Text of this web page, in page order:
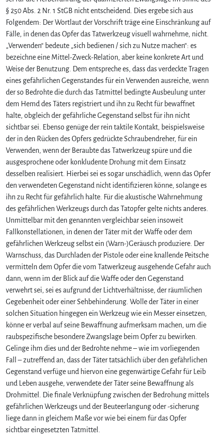
§ 250 Abs. 2 Nr. 1 StGB nicht entscheidend. Dies ergebe sich aus
Folgendem: Der Wortlaut der Vorschrift träge eine Einschränkung auf
Fälle, in denen das Opfer das Tatwerkzeug visuell wahrnehme, nicht.
„Verwenden“ bedeute „sich bedienen / sich zu Nutze machen“: es
bezeichne eine Mittel-Zweck-Relation, aber keine konkrete Art und
Weise der Benutzung. Dem entspreche es, dass das verdeckte Tragen
eines gefährlichen Gegenstandes für ein Verwenden ausreiche, wenn
der so Bedrohte die durch das Tatmittel bedingte Ausbeulung unter
dem Hemd des Täters registriert und ihn zu Recht für bewaffnet
halte, obgleich der gefährliche Gegenstand selbst für ihn nicht
sichtbar sei. Ebenso genüge der rein taktile Kontakt, beispielsweise
der in den Rücken des Opfers gedrückte Schraubendreher, für ein
Verwenden, wenn der Beraubte das Tatwerkzeug spüre und die
ausgesprochene oder konkludente Drohung mit dem Einsatz
desselben realisiert. Hierbei sei es sogar unschädlich, wenn das Opfer
den verwendeten Gegenstand nicht identifizieren könne, solange es
ihn zu Recht für gefährlich halte. Für die akustische Wahrnehmung
des gefährlichen Werkzeugs durch das Tatopfer gelte nichts anderes.
Unmittelbar mit den genannten vergleichbar seien insoweit
Fallkonstellationen, in denen der Täter mit der Waffe oder dem
gefährlichen Werkzeug selbst ein (Warn-)Geräusch produziere. Der
Warnschuss, das Durchladen der Pistole oder eine knallende Peitsche
vermitteln dem Opfer die vom Tatwerkzeug ausgehende Gefahr auch
dann, wenn im der Blick auf die Waffe oder den Gegenstand
verwehrt sei, sei es aufgrund der Lichtverhältnisse, der räumlichen
Gegebenheit oder einer Sehbehinderung. Wolle der Täter in einer
solchen Situation hingegen ein Werkzeug wie ein Messer einsetzen,
könne er verbal auf seine Bewaffnung aufmerksam machen, um die
raubspezifische besondere Zwangslage beim Opfer zu bewirken.
Gelinge ihm dies und der Bedrohte nehme – wie im vorliegenden
Fall – zutreffend an, dass der Täter tatsächlich über den gefährlichen
Gegenstand verfüge und hiervon eine gegenwärtige Gefahr für Leib
und Leben ausgehe, verwendete der Täter seine Bewaffnung als
Drohmittel. Die finale Verknüpfung zwischen der Bedrohung mittels
gefährlichen Werkzeugs und der Beuteerlangung oder -sicherung
liege dann in gleichem Maße vor wie bei einem für das Opfer
sichtbar eingesetzten Tatmittel.